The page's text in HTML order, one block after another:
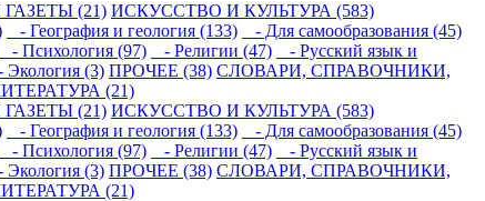
(21) ИСКУССТВО И КУЛЬТУРА (583)
- География и геология (133)
- Для самообразования (45)
- Психология (97) - Религии (47)
- Русский язык и
Экология (3) ПРОЧЕЕ (38) СЛОВАРИ, СПРАВОЧНИКИ,
(21)
(21) ИСКУССТВО И КУЛЬТУРА (583)
- География и геология (133)
- Для самообразования (45)
- Психология (97) - Религии (47)
- Русский язык и
Экология (3) ПРОЧЕЕ (38) СЛОВАРИ, СПРАВОЧНИКИ,
(21)